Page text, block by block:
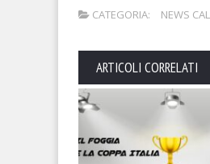
CATEGORIA: NEWS
ARTICOLI CORRELATI